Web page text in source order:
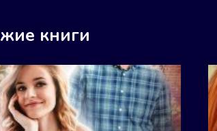
книги